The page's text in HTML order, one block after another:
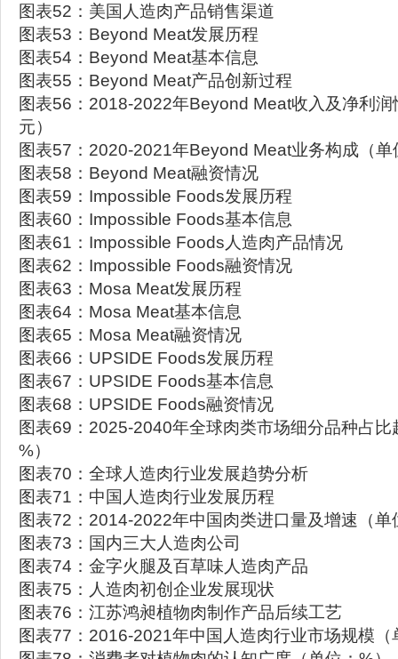
图表52：美国人造肉产品销售渠道
图表53：Beyond Meat发展历程
图表54：Beyond Meat基本信息
图表55：Beyond Meat产品创新过程
图表56：2018-2022年Beyond Meat收入及净利润
元）
图表57：2020-2021年Beyond Meat业务构成（单
图表58：Beyond Meat融资情况
图表59：Impossible Foods发展历程
图表60：Impossible Foods基本信息
图表61：Impossible Foods人造肉产品情况
图表62：Impossible Foods融资情况
图表63：Mosa Meat发展历程
图表64：Mosa Meat基本信息
图表65：Mosa Meat融资情况
图表66：UPSIDE Foods发展历程
图表67：UPSIDE Foods基本信息
图表68：UPSIDE Foods融资情况
图表69：2025-2040年全球肉类市场细分品种占比
%）
图表70：全球人造肉行业发展趋势分析
图表71：中国人造肉行业发展历程
图表72：2014-2022年中国肉类进口量及增速（单
图表73：国内三大人造肉公司
图表74：金字火腿及百草味人造肉产品
图表75：人造肉初创企业发展现状
图表76：江苏鸿昶植物肉制作产品后续工艺
图表77：2016-2021年中国人造肉行业市场规模（